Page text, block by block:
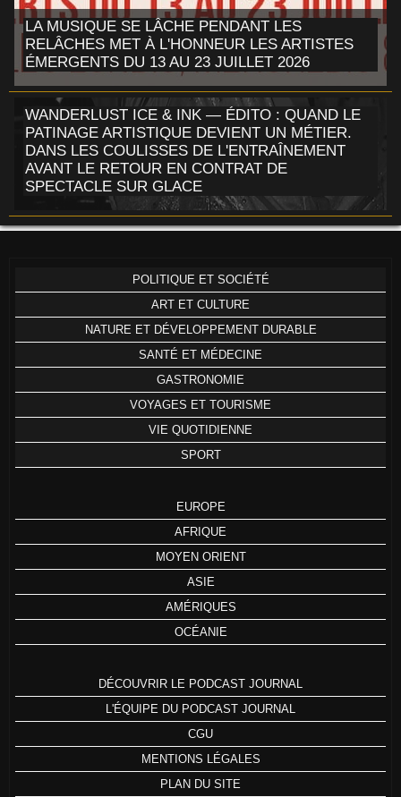
LA MUSIQUE SE LÂCHE PENDANT LES
RELÂCHES MET À L'HONNEUR LES ARTISTES
ÉMERGENTS DU 13 AU 23 JUILLET 2026
WANDERLUST ICE & INK — ÉDITO : QUAND LE
PATINAGE ARTISTIQUE DEVIENT UN MÉTIER.
DANS LES COULISSES DE L'ENTRAÎNEMENT
AVANT LE RETOUR EN CONTRAT DE
SPECTACLE SUR GLACE
POLITIQUE ET SOCIÉTÉ
ART ET CULTURE
NATURE ET DÉVELOPPEMENT DURABLE
SANTÉ ET MÉDECINE
GASTRONOMIE
VOYAGES ET TOURISME
VIE QUOTIDIENNE
SPORT
EUROPE
AFRIQUE
MOYEN ORIENT
ASIE
AMÉRIQUES
OCÉANIE
DÉCOUVRIR LE PODCAST JOURNAL
L'ÉQUIPE DU PODCAST JOURNAL
CGU
MENTIONS LÉGALES
PLAN DU SITE